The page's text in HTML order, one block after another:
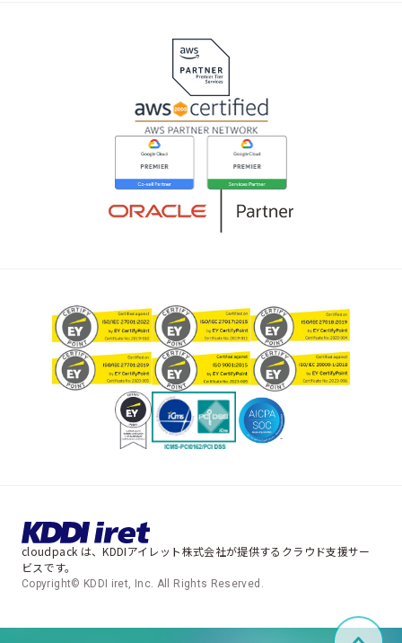
cloudpack は、KDDIアイレット株式会社が提供するクラウド支援サー
ビスです。
Copyright© KDDI iret, Inc. All Rights Reserved.